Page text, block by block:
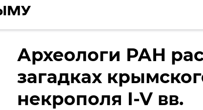
Археологи РАН
загадках
некрополя I-V вв.